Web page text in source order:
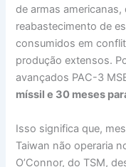
de armas
reabastecimento de
consumidos em
produção extensos.
avançados PAC-3
míssil e 30 meses
Isso significa que,
Taiwan não operaria
O’Connor, do TSM,